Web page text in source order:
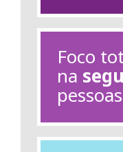
Foco
na